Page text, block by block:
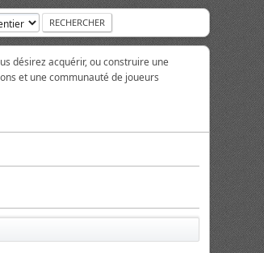
désirez acquérir, ou construire une
et une communauté de joueurs